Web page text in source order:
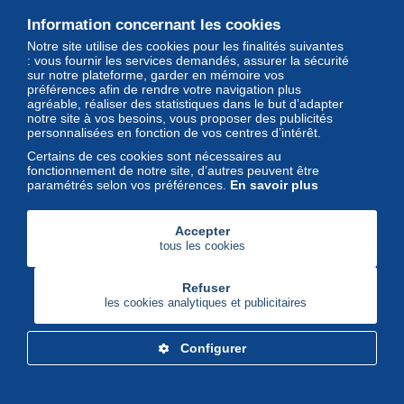
Magazine
Un regard unique et décalé sur
l'univers des timbres et leurs
collectionneurs
Delcampe Corporate
Information concernant les cookies
Notre site utilise des cookies pour les finalités suivantes
: vous fournir les services demandés, assurer la sécurité
sur notre plateforme, garder en mémoire vos
préférences afin de rendre votre navigation plus
agréable, réaliser des statistiques dans le but d’adapter
notre site à vos besoins, vous proposer des publicités
personnalisées en fonction de vos centres d’intérêt.
Certains de ces cookies sont nécessaires au
fonctionnement de notre site, d’autres peuvent être
paramétrés selon vos préférences. En savoir plus
Accepter
tous les cookies
Refuser
les cookies analytiques et publicitaires
Configurer